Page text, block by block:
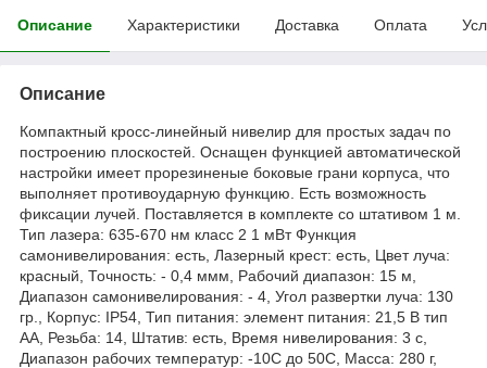
Описание Характеристики Доставка Оплата
Описание
Компактный кросс-линейный нивелир для простых задач по
построению плоскостей. Оснащен функцией автоматической
настройки имеет прорезиненые боковые грани корпуса, что
выполняет противоударную функцию. Есть возможность
фиксации лучей. Поставляется в комплекте со штативом 1 м.
Тип лазера: 635-670 нм класс 2 1 мВт Функция
самонивелирования: есть, Лазерный крест: есть, Цвет луча:
красный, Точность: - 0,4 ммм, Рабочий диапазон: 15 м,
Диапазон самонивелирования: - 4, Угол развертки луча: 130
гр., Корпус: IP54, Тип питания: элемент питания: 21,5 В тип
АА, Резьба: 14, Штатив: есть, Время нивелирования: 3 с,
Диапазон рабочих температур: -10С до 50С, Масса: 280 г,